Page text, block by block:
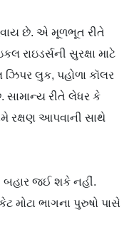
છે. એ મૂળભૂત રીતે
રાઇડર્સની સુરક્ષા માટે
લુક, પહોળા કૉલર
રીતે લેધર કે
રક્ષણ આપવાની સાથે
બહાર જઈ શકે નહીં.
મોટા ભાગના પુરુષો પાસે